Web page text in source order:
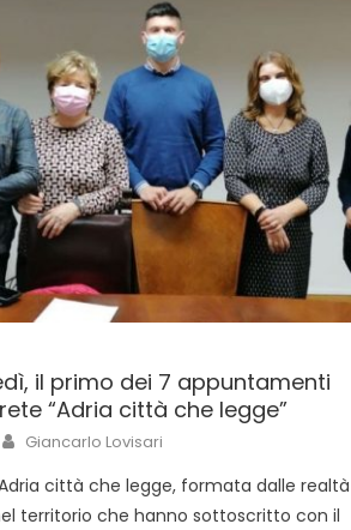
il primo dei 7 appuntamenti
“Adria città che legge”
Giancarlo Lovisari
città che legge, formata dalle realtà
territorio che hanno sottoscritto con il